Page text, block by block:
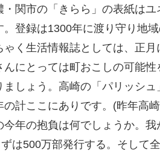
・関市の「きらら」の表紙は
。登録は1300年に渡り守り地
ゃく生活情報誌としては、正
んにとっては町おこしの可能
ましょう。高崎の「パリッシ
の計ここにありです。(昨年高
今年の抱負は何でしょうか。
は500万部発行する。そして